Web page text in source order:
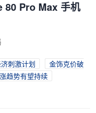
80 Pro Max 手机
刺激计划
金饰克价破
趋势有望持续